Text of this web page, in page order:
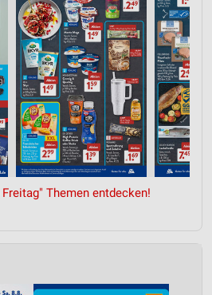
Themen entdecken!